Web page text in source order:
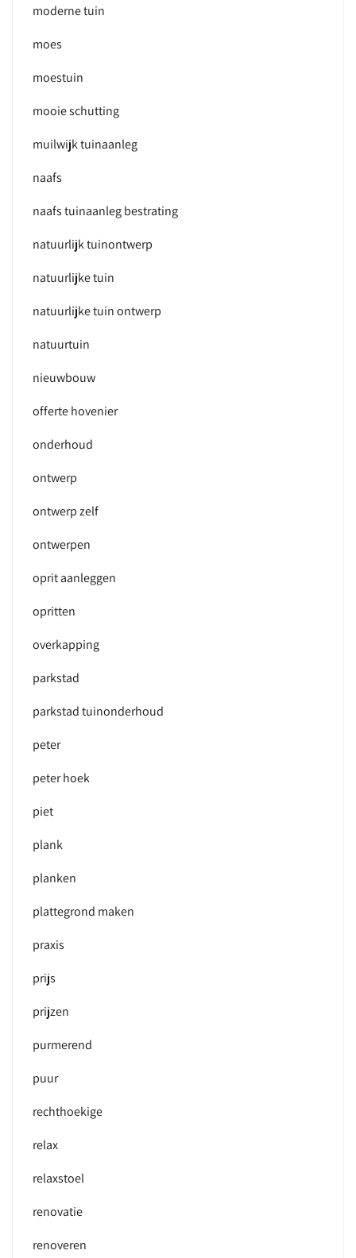
moderne tuin
moes
moestuin
mooie schutting
muilwijk tuinaanleg
naafs
naafs tuinaanleg bestrating
natuurlijk tuinontwerp
natuurlijke tuin
natuurlijke tuin ontwerp
natuurtuin
nieuwbouw
offerte hovenier
onderhoud
ontwerp
ontwerp zelf
ontwerpen
oprit aanleggen
opritten
overkapping
parkstad
parkstad tuinonderhoud
peter
peter hoek
piet
plank
planken
plattegrond maken
praxis
prijs
prijzen
purmerend
puur
rechthoekige
relax
relaxstoel
renovatie
renoveren